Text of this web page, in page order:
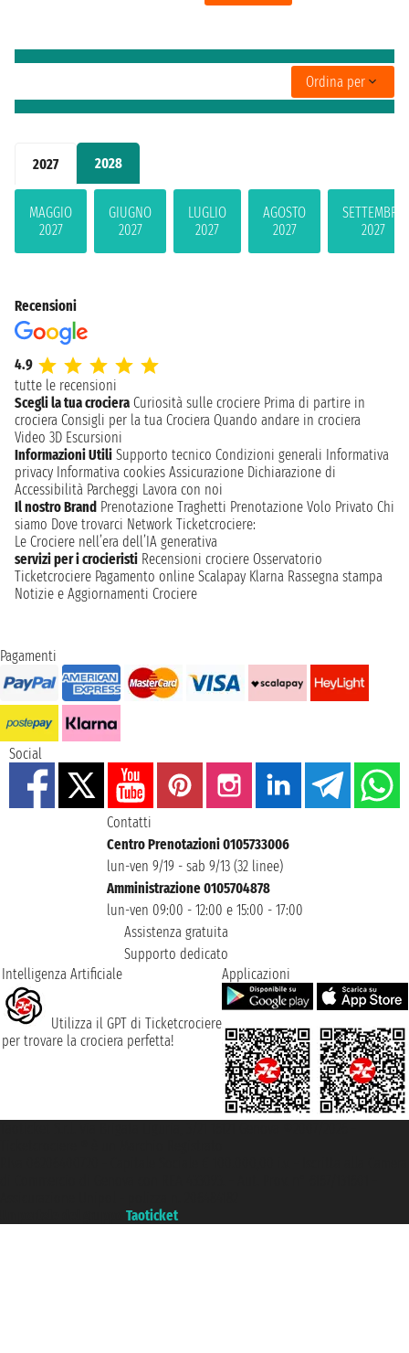
2027 2028
MAGGIO
2027
GIUGNO
2027
LUGLIO
2027
AGOSTO
2027
SETTEMBRE
2027
Ordina per
Recensioni
4.9
tutte le recensioni
Scegli la tua crociera Curiosità sulle crociere Prima di partire in
crociera Consigli per la tua Crociera Quando andare in crociera
Video 3D Escursioni
Informazioni Utili Supporto tecnico Condizioni generali Informativa
privacy Informativa cookies Assicurazione Dichiarazione di
Accessibilità Parcheggi Lavora con noi
Il nostro Brand Prenotazione Traghetti Prenotazione Volo Privato Chi
siamo Dove trovarci Network Ticketcrociere:
Le Crociere nell’era dell’IA generativa
servizi per i crocieristi Recensioni crociere Osservatorio
Ticketcrociere Pagamento online Scalapay Klarna Rassegna stampa
Notizie e Aggiornamenti Crociere
Pagamenti
Social
Contatti
Centro Prenotazioni 0105733006
lun-ven 9/19 - sab 9/13 (32 linee)
Amministrazione 0105704878
lun-ven 09:00 - 12:00 e 15:00 - 17:00
Assistenza gratuita
Supporto dedicato
Intelligenza Artificiale
Utilizza il GPT di Ticketcrociere
per trovare la crociera perfetta!
Applicazioni
Taoticket